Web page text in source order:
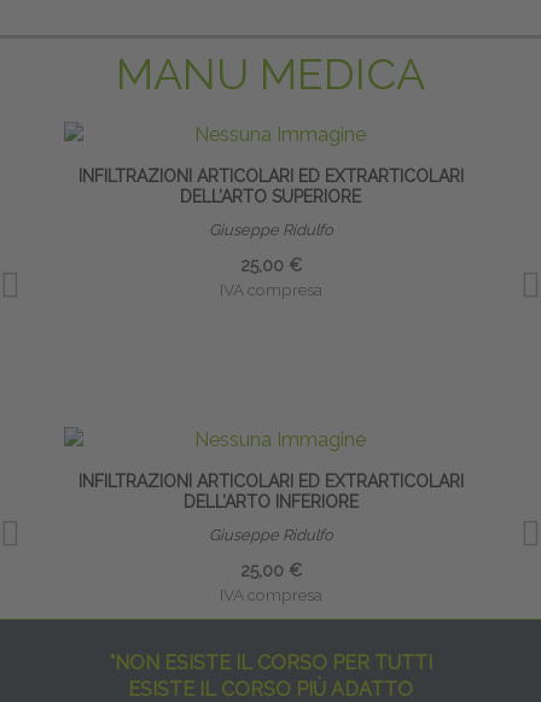
MANU MEDICA
INFILTRAZIONI ARTICOLARI ED EXTRARTICOLARI
DELL’ARTO SUPERIORE
Giuseppe Ridulfo
25,00 €
IVA compresa
INFILTRAZIONI ARTICOLARI ED EXTRARTICOLARI
DELL’ARTO INFERIORE
Giuseppe Ridulfo
25,00 €
IVA compresa
"NON ESISTE IL CORSO PER TUTTI
ESISTE IL CORSO PIÙ ADATTO